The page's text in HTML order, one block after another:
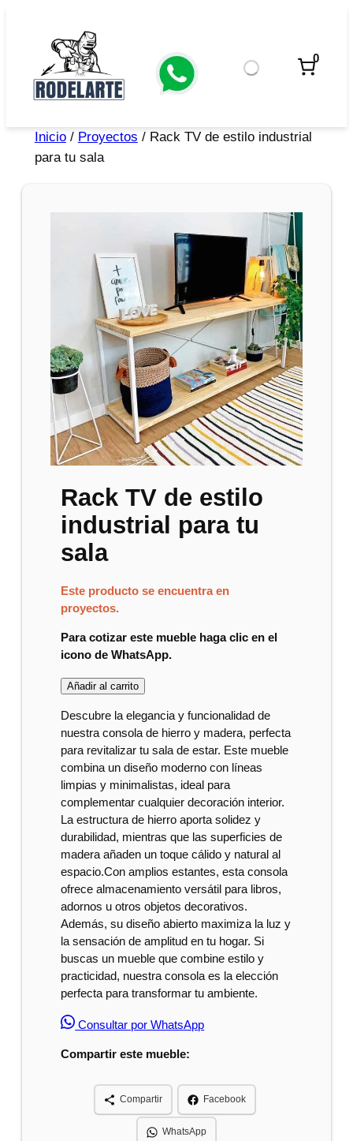
0
Inicio/ Proyectos / Rack TV de estilo industrial
para tu sala
Rack TV de estilo
industrial para tu
sala
Este producto se encuentra en
proyectos.
Para cotizar este mueble haga clic en el
icono de WhatsApp.
Añadir al carrito
Descubre la elegancia y funcionalidad de
nuestra consola de hierro y madera, perfecta
para revitalizar tu sala de estar. Este mueble
combina un diseño moderno con líneas
limpias y minimalistas, ideal para
complementar cualquier decoración interior.
La estructura de hierro aporta solidez y
durabilidad, mientras que las superficies de
madera añaden un toque cálido y natural al
espacio.Con amplios estantes, esta consola
ofrece almacenamiento versátil para libros,
adornos u otros objetos decorativos.
Además, su diseño abierto maximiza la luz y
la sensación de amplitud en tu hogar. Si
buscas un mueble que combine estilo y
practicidad, nuestra consola es la elección
perfecta para transformar tu ambiente.
Consultar por WhatsApp
Compartir este mueble:
Compartir Facebook
WhatsApp